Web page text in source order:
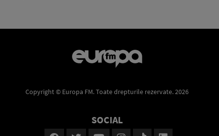
Copyright © Europa FM. Toate drepturile rezervate. 2026
SOCIAL